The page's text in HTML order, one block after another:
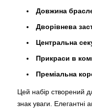
Довжина
Дворівнева
Центральна
Прикраси в
Преміальна
Цей набір створений
знак уваги. Елегантні